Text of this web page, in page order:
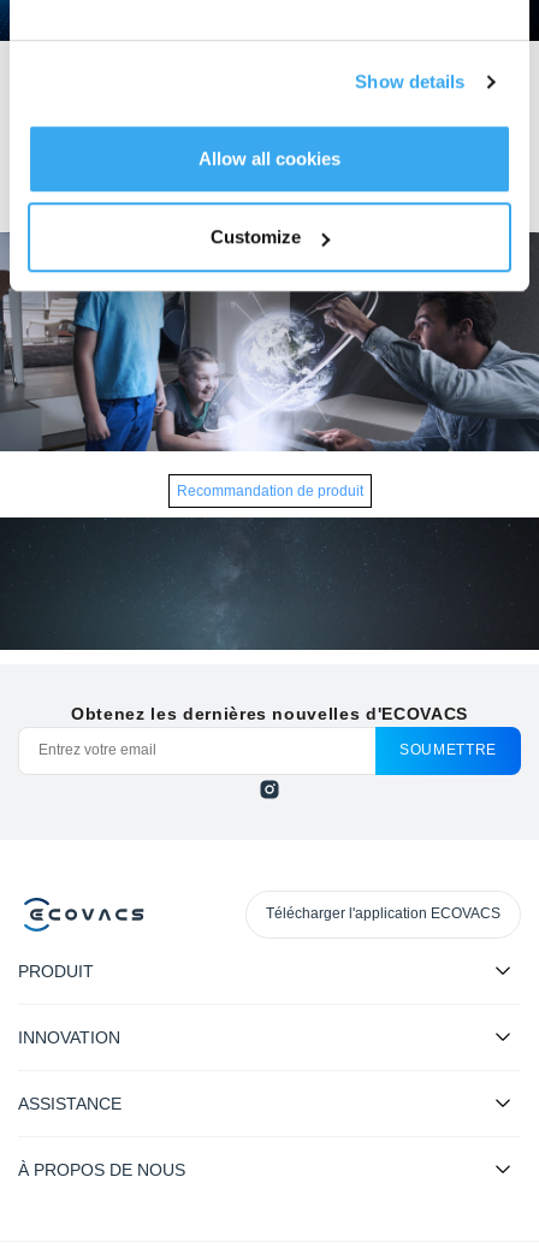
Show details
Allow all cookies
Customize
Des technologies d’avenir pour votre quotidien
domaines de la maison. Ce qui relevait autrefois de la science-fiction est
aujourd’hui un art de vivre moderne.
Recommandation de produit
Obtenez les dernières nouvelles d'ECOVACS
SOUMETTRE
Télécharger l'application ECOVACS
PRODUIT
INNOVATION
ASSISTANCE
À PROPOS DE NOUS